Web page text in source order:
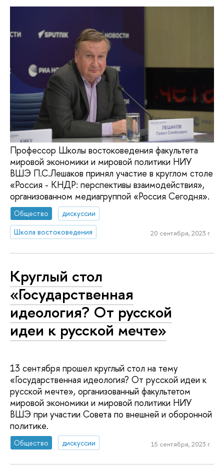
Профессор Школы востоковедения факультета
мировой экономики и мировой политики НИУ
ВШЭ П.С.Лешаков принял участие в круглом столе
«Россия - КНДР: перспективы взаимодействия»,
организованном медиагруппой «Россия Сегодня».
Общество
дискуссии
Школа востоковедения
20 сентября, 2023 г.
Круглый стол
«Государственная
идеология? От русской
идеи к русской мечте»
13 сентября прошел круглый стол на тему
«Государственная идеология? От русской идеи к
русской мечте», организованный факультетом
мировой экономики и мировой политики НИУ
ВШЭ при участии Совета по внешней и оборонной
политике.
Общество дискуссии 15 сентября, 2023 г.